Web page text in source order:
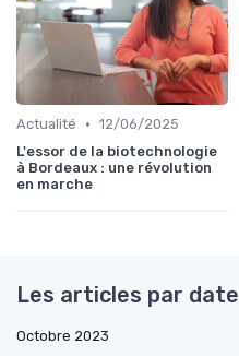
Actualité • 12/06/2025
L'essor de la biotechnologie
à Bordeaux : une révolution
en marche
Les articles par date
Octobre 2023